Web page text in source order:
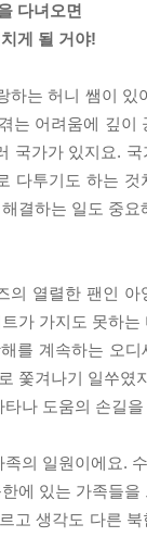
다녀오면
게 될 거야!
하는 허니 쌤이
는 어려움에 깊
국가가 있지요.
다투기도 하는
결하는 일도 중
의 열렬한 팬인
가 가지도 못하
를 계속하는 오
쫓겨나기 일쑤
나 도움의 손길
의 일원이에요.
에 있는 가족들
고 생각도 다른